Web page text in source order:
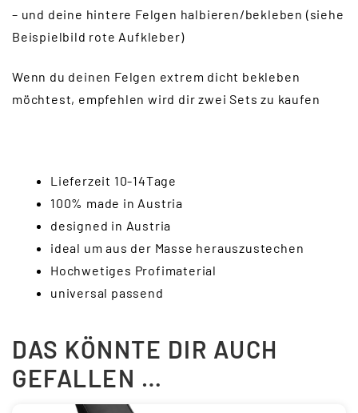
– und deine hintere Felgen halbieren/bekleben (siehe
Beispielbild rote Aufkleber)
Wenn du deinen Felgen extrem dicht bekleben
möchtest, empfehlen wird dir zwei Sets zu kaufen
Lieferzeit 10-14Tage
100% made in Austria
designed in Austria
ideal um aus der Masse herauszustechen
Hochwetiges Profimaterial
universal passend
DAS KÖNNTE DIR AUCH
GEFALLEN …